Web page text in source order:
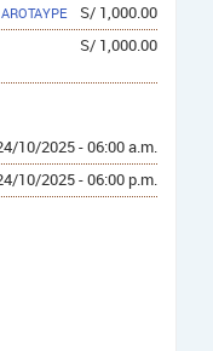
S/ 1,000.00
S/ 1,000.00
10/2025 - 06:00 a.m.
10/2025 - 06:00 p.m.